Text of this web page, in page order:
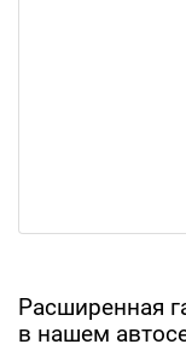
Расширенная
в нашем